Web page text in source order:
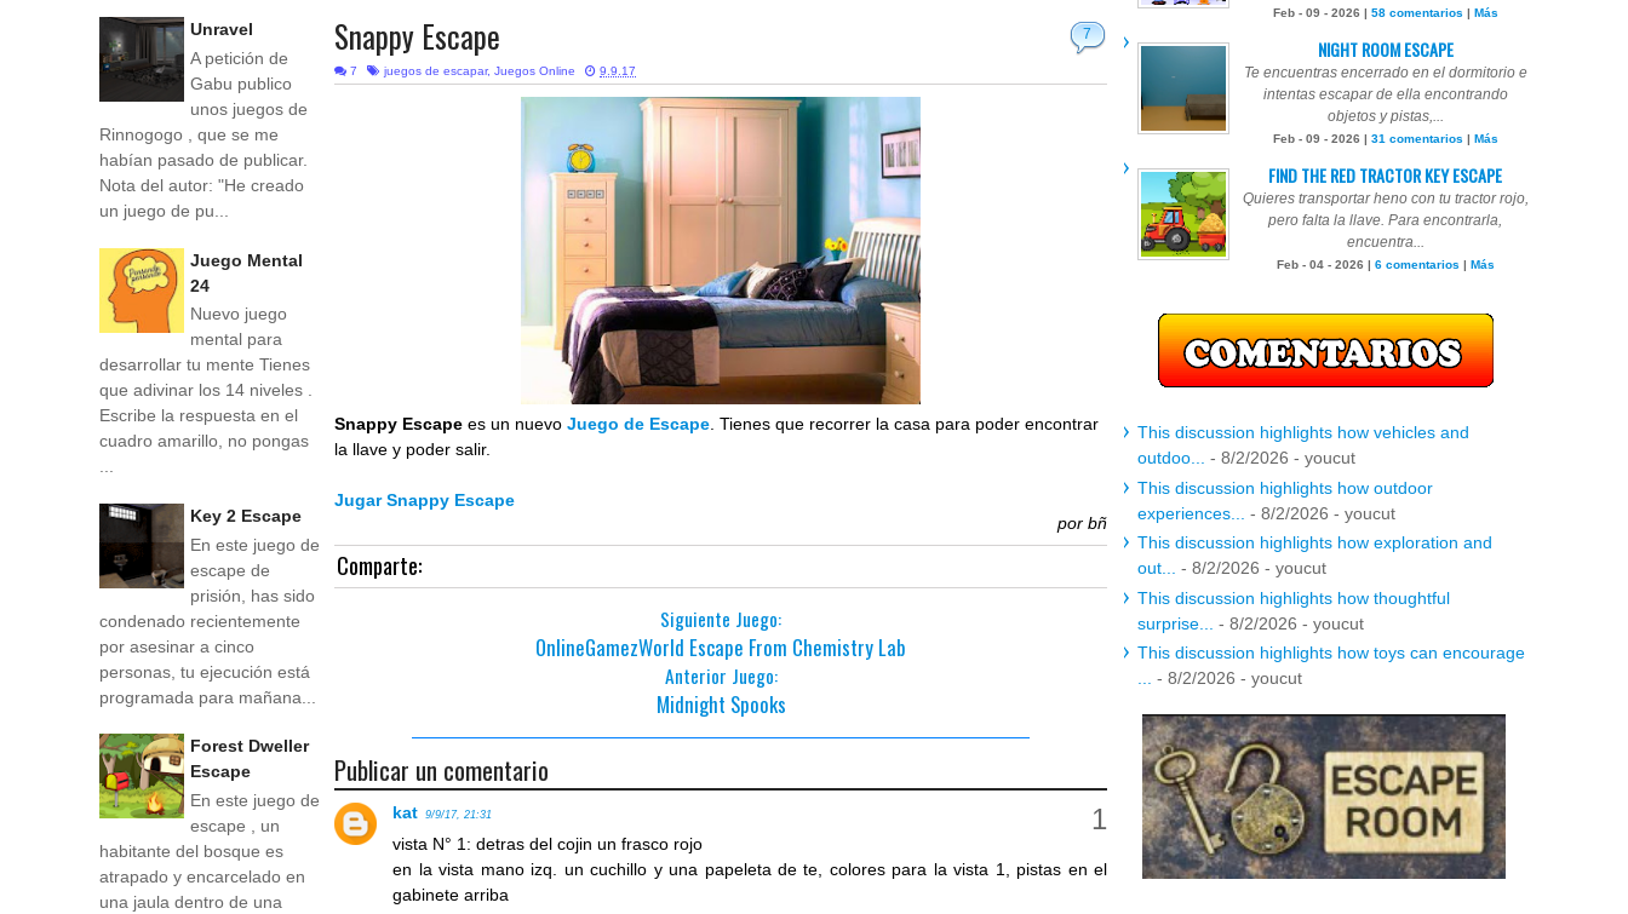
7
Snappy Escape
7 juegos de escapar, Juegos Online 9.9.17
Snappy Escape es un nuevoJuego de Escape . Tienes que recorrer la casa para poder encontrar
la llave y poder salir.
Jugar Snappy Escape
por bñ
Comparte:
Siguiente Juego:
OnlineGamezWorld Escape From Chemistry Lab
Anterior Juego:
Midnight Spooks
Publicar un comentario
kat 9/9/17, 21:31
vista N° 1: detras del cojin un frasco rojo
en la vista mano izq. un cuchillo y una papeleta de te, colores para la vista 1, pistas en el
gabinete arriba
Unravel
A petición de
Gabu publico
unos juegos de
Rinnogogo , que se me
habían pasado de publicar.
Nota del autor: "He creado
un juego de pu...
Juego Mental
24
Nuevo juego
mental para
desarrollar tu mente Tienes
que adivinar los 14 niveles .
Escribe la respuesta en el
cuadro amarillo, no pongas
...
Key 2 Escape
En este juego de
escape de
prisión, has sido
condenado recientemente
por asesinar a cinco
personas, tu ejecución está
programada para mañana...
Forest Dweller
Escape
En este juego de
escape , un
habitante del bosque es
atrapado y encarcelado en
una jaula dentro de una
Feb - 09 - 2026 | 58 comentarios | Más
NIGHT ROOM ESCAPE
Te encuentras encerrado en el dormitorio e
intentas escapar de ella encontrando
objetos y pistas,...
Feb - 09 - 2026 | 31 comentarios | Más
FIND THE RED TRACTOR KEY ESCAPE
Quieres transportar heno con tu tractor rojo,
pero falta la llave. Para encontrarla,
encuentra...
Feb - 04 - 2026 | 6 comentarios | Más
This discussion highlights how vehicles and
outdoo...
- 8/2/2026 - youcut
This discussion highlights how outdoor
experiences...
- 8/2/2026 - youcut
This discussion highlights how exploration and
out...
- 8/2/2026 - youcut
This discussion highlights how thoughtful
surprise...
- 8/2/2026 - youcut
This discussion highlights how toys can encourage
- 8/2/2026 - youcut